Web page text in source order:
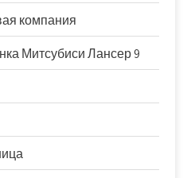
компания
Митсубиси Лансер 9